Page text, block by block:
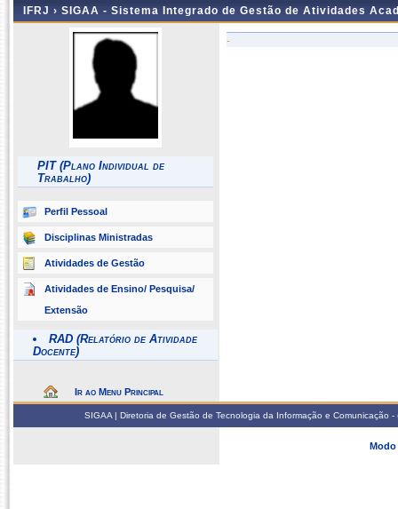
IFRJ › SIGAA - Sistema Integrado de Gestão de Atividades
PIT (Plano Individual de
Trabalho)
Perfil Pessoal
Disciplinas Ministradas
Atividades de Gestão
Atividades de Ensino/ Pesquisa/
Extensão
RAD (Relatório de Atividade
Docente)
Ir ao Menu Principal
-
SIGAA | Diretoria de Gestão de Tecnologia da Informação e
Modo